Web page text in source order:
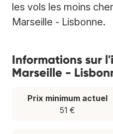
les vols les moins
Marseille - Lisbonne.
Informations sur
Marseille -
Prix minimum actuel
51 €